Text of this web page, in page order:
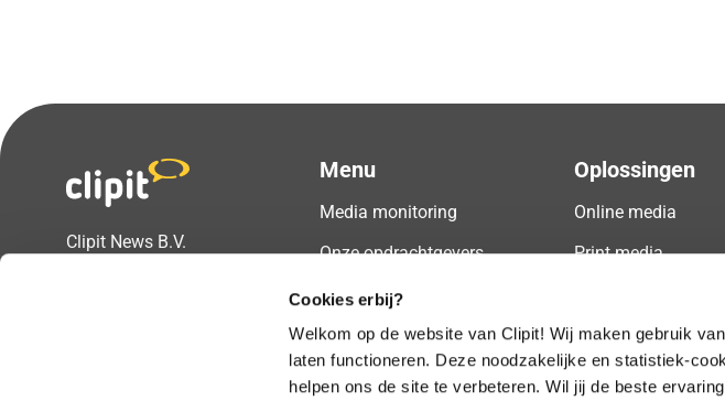
Cookies erbij?
Welkom op de website van Clipit! Wij maken gebruik
laten functioneren. Deze noodzakelijke en statistiek-
helpen ons de site te verbeteren. Wil jij de beste
Clipit News B.V.
Vragen of advies nodig?
Menu
Media monitoring
Onze opdrachtgevers
Over ons
Blogs
Oplossingen
Online media
Print media
Podcast
Social media